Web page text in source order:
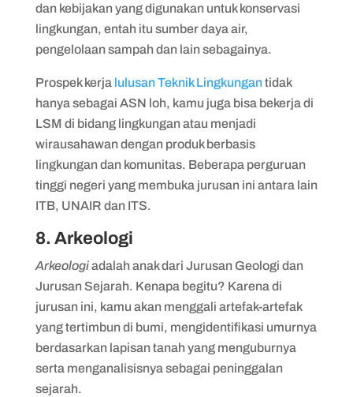
dan kebijakan yang digunakan untuk konservasi
lingkungan, entah itu sumber daya air,
pengelolaan sampah dan lain sebagainya.
Prospek kerja lulusan Teknik Lingkungantidak
hanya sebagai ASN loh, kamu juga bisa bekerja di
LSM di bidang lingkungan atau menjadi
wirausahawan dengan produk berbasis
lingkungan dan komunitas. Beberapa perguruan
tinggi negeri yang membuka jurusan ini antara lain
ITB, UNAIR dan ITS.
8. Arkeologi
Arkeologiadalah anak dari Jurusan Geologi dan
Jurusan Sejarah. Kenapa begitu? Karena di
jurusan ini, kamu akan menggali artefak-artefak
yang tertimbun di bumi, mengidentifikasi umurnya
berdasarkan lapisan tanah yang menguburnya
serta menganalisisnya sebagai peninggalan
sejarah.